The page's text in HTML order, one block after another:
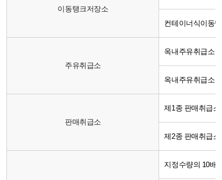
이동탱크저장소
컨테이너식이동
주유취급소
옥내주유취급소
옥내주유취급소
판매취급소
제1종 판매취급소
제2종 판매취급소
지정수량의 10배